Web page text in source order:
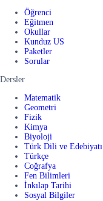
Öğrenci
Eğitmen
Okullar
Kunduz US
Paketler
Sorular
Dersler
Matematik
Geometri
Fizik
Kimya
Biyoloji
Türk Dili ve Edebiyatı
Türkçe
Coğrafya
Fen Bilimleri
İnkılap Tarihi
Sosyal Bilgiler